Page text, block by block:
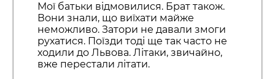
Мої батьки відмовилися. Брат також.
Вони знали, що виїхати майже
неможливо. Затори не давали змоги
рухатися. Поїзди тоді ще так часто не
ходили до Львова. Літаки, звичайно,
вже перестали літати.